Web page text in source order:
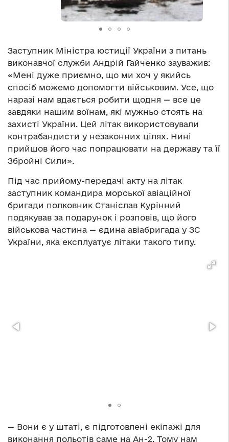
Заступник Міністра юстиції України з питань
виконавчої служби Андрій Гайченко зауважив:
«Мені дуже приємно, що ми хоч у якийсь
спосіб можемо допомогти військовим. Усе, що
наразі нам вдається робити щодня — все це
завдяки нашим воїнам, які мужньо стоять на
захисті України. Цей літак використовували
контрабандисти у незаконних цілях. Нині
прийшов його час попрацювати на державу та її
Збройні Сили».
Під час прийому-передачі акту на літак
заступник командира морської авіаційної
бригади полковник Станіслав Курінний
подякував за подарунок і розповів, що його
військова частина — єдина авіабригада у ЗС
України, яка експлуатує літаки такого типу.
— Вони є у штаті, є підготовлені екіпажі для
виконання польотів саме на Ан-2. Тому нам